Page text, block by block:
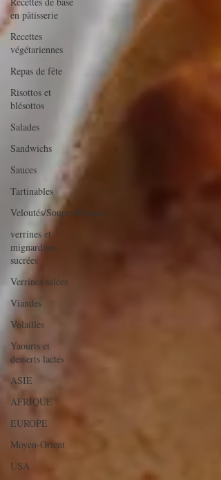
en pâtisserie
Recettes
végétariennes
Repas de fête
Risottos et
blésottos
Salades
Sandwichs
Sauces
Tartinables
Veloutés/Soupes/Potages
verrines et
mignardises
sucrées
Verrines salées
Viandes
Volailles
Yaourts et
desserts lactés
ASIE
AFRIQUE
EUROPE
Moyen-Orient
USA